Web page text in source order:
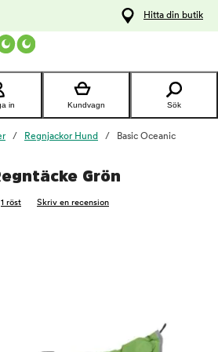
Hitta din butik
in Kundvagn Sök
Regnjackor Hund
Basic Oceanic
Grön
1 röst Skriv en recension